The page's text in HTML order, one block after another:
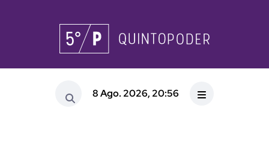
8 Ago. 2026, 20:56